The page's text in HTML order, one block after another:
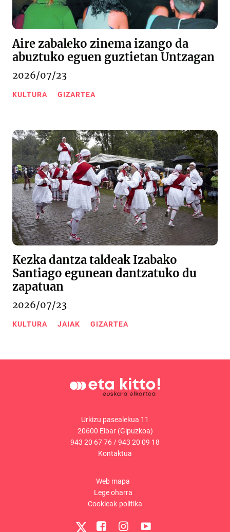
Aire zabaleko zinema izango da
abuztuko eguen guztietan Untzagan
2026/07/23
KULTURA GIZARTEA
Kezka dantza taldeak Izabako
Santiago egunean dantzatuko du
zapatuan
2026/07/23
KULTURA JAIAK GIZARTEA
Urkizu pasealekua 11
20600 Eibar (Gipuzkoa)
943 20 67 76/943 20 09 18
Kontaktua
Web mapa
Lege oharra
Cookieak-politika